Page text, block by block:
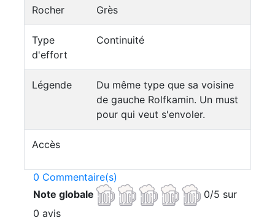
Rocher Grès
Type
d'effort
Continuité
Légende
Du même type que sa voisine
de gauche Rolfkamin. Un must
pour qui veut s'envoler.
Accès
0 Commentaire(s)
Note globale
0/5 sur
0 avis